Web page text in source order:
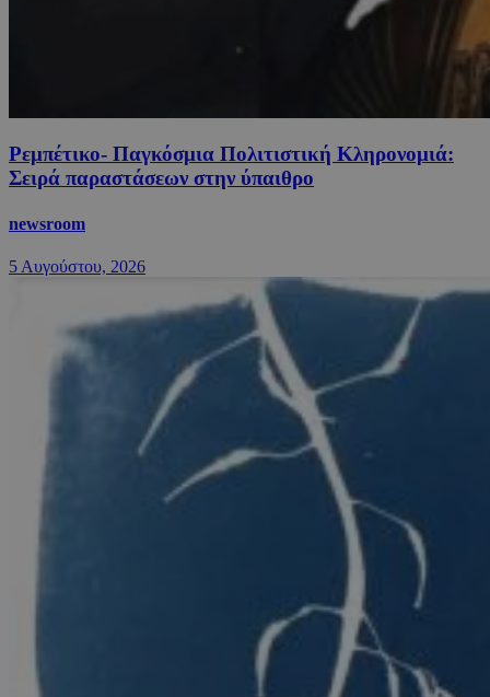
Ρεμπέτικο- Παγκόσμια Πολιτιστική Κληρονομιά:
Σειρά παραστάσεων στην ύπαιθρο
newsroom
5 Αυγούστου, 2026